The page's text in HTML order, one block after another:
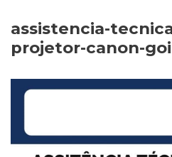
assistencia-
projetor-canon-